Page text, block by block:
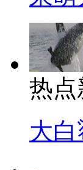
热点
大